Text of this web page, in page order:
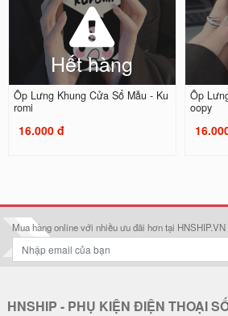
Hết hàng
Ốp Lưng Khung Cửa Sổ Mẫu - Ku
romi
16.000 đ
Ốp
oopy
Mua hàng online với nhiều ưu đãi hơn tại HNSHIP.VN
HNSHIP - PHỤ KIỆN ĐIỆN THOẠI